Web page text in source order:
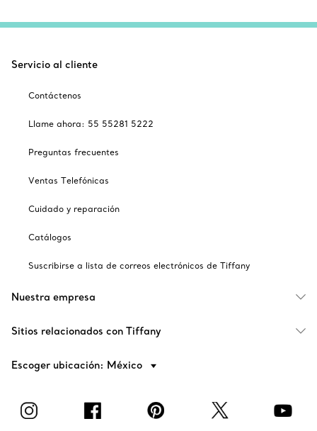
Servicio al cliente
Contáctenos
Llame ahora: 55 55281 5222
Preguntas frecuentes
Ventas Telefónicas
Cuidado y reparación
Catálogos
Suscribirse a lista de correos electrónicos de Tiffany
Nuestra empresa
Sitios relacionados con Tiffany
Escoger ubicación: México